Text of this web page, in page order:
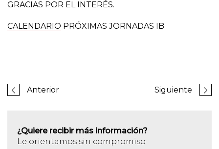
GRACIAS POR EL INTERÉS.
CALENDARIO PRÓXIMAS JORNADAS IB
Anterior Siguiente
¿Quiere recibir más información?
Le orientamos sin compromiso